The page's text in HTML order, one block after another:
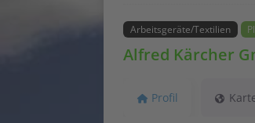
Arbeitsgeräte/Textilien
Alfred Kärcher
Profil